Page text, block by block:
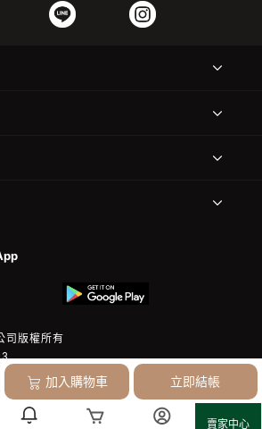
賣家中心
加入購物車 立即結帳
司版權所有
Store Corp. All rights reserved.